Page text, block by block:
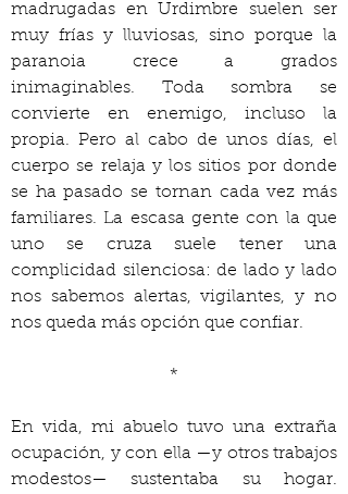
madrugadas en Urdimbre suelen ser
muy frías y lluviosas, sino porque la
paranoia crece a grados
inimaginables. Toda sombra se
convierte en enemigo, incluso la
propia. Pero al cabo de unos días, el
cuerpo se relaja y los sitios por donde
se ha pasado se tornan cada vez más
familiares. La escasa gente con la que
uno se cruza suele tener una
complicidad silenciosa: de lado y lado
nos sabemos alertas, vigilantes, y no
nos queda más opción que confiar.
*
En vida, mi abuelo tuvo una extraña
ocupación, y con ella —y otros trabajos
modestos— sustentaba su hogar.